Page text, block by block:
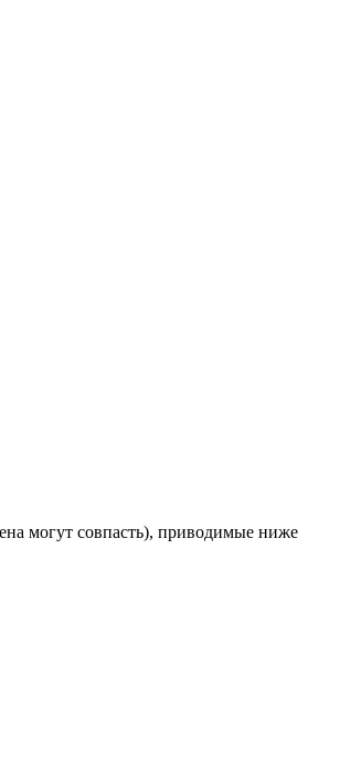
могут совпасть), приводимые ниже